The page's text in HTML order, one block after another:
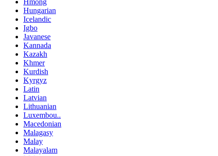
Hmong
Hungarian
Icelandic
Igbo
Javanese
Kannada
Kazakh
Khmer
Kurdish
Kyrgyz
Latin
Latvian
Lithuanian
Luxembou..
Macedonian
Malagasy
Malay
Malayalam